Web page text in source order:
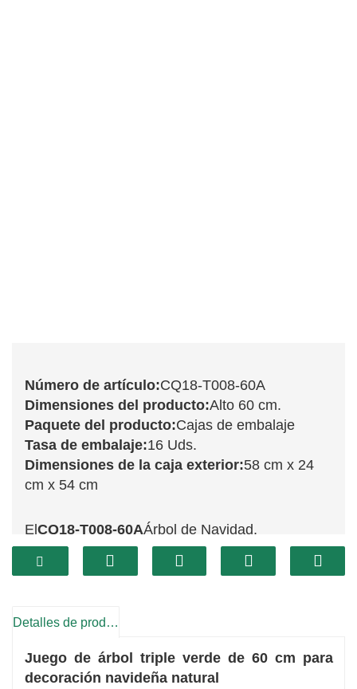
Número de artículo:CQ18-T008-60A
Dimensiones del producto:Alto 60 cm.
Paquete del producto:Cajas de embalaje
Tasa de embalaje:16 Uds.
Dimensiones de la caja exterior:58 cm x 24
cm x 54 cm
ElCQ18-T008-60AÁrbol de Navidad,
midiendo 60cm
Es ideal para espacios pequeños
o mesas. Este encantador árbol, con sus
decorativa para cualquier ambiente festivo. Su
escritorio, una estantería o un rincón acogedor,
Detalles de producto
Juego de árbol triple verde de 60 cm para
decoración navideña natural